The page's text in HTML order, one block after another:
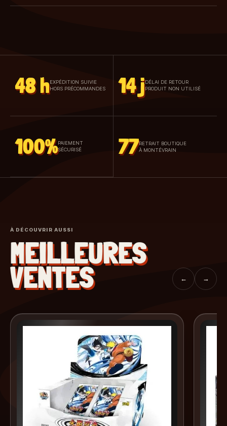
48 h EXPÉDITION SUIVIE
HORS PRÉCOMMANDES
14 jDÉLAI DE RETOUR
PRODUIT NON UTILISÉ
100% PAIEMENT
SÉCURISÉ
77RETRAIT BOUTIQUE
À MONTÉVRAIN
À DÉCOUVRIR AUSSI
MEILLEURES
VENTES ← →